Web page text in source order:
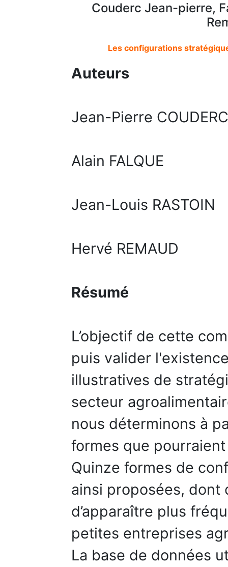
Couderc Jean-pierre,
Les configurations
Auteurs
Jean-Pierre COUDERC
Alain FALQUE
Jean-Louis RASTOIN
Hervé REMAUD
Résumé
L’objectif de cette
puis valider
illustratives de
secteur
nous déterminons à
formes que
Quinze formes de
ainsi proposées,
d’apparaître plus
petites entreprises
La base de données